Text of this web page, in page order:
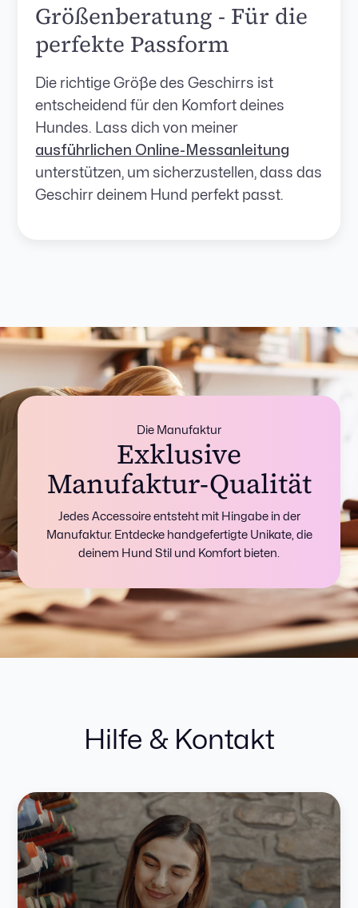
Größenberatung - Für die
perfekte Passform
Die richtige Größe des Geschirrs ist
entscheidend für den Komfort deines
Hundes. Lass dich von meiner
ausführlichen Online-Messanleitung
unterstützen, um sicherzustellen, dass das
Geschirr deinem Hund perfekt passt.
Die Manufaktur
Exklusive
Manufaktur-Qualität
Jedes Accessoire entsteht mit Hingabe in der
Manufaktur. Entdecke handgefertigte Unikate, die
deinem Hund Stil und Komfort bieten.
Hilfe & Kontakt